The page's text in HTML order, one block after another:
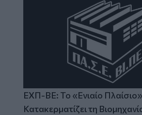
ΕΧΠ-ΒΕ: Το «Ενιαίο
Κατακερματίζει τη